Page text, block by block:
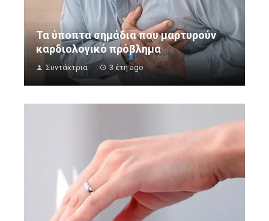
Τα ύποπτα σημάδια που μαρτυρούν
καρδιολογικό πρόβλημα
Συντάκτρια 3 έτη ago